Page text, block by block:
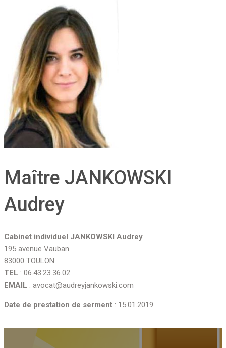
Maître JANKOWSKI
Audrey
Cabinet individuel JANKOWSKI Audrey
195 avenue Vauban
83000 TOULON
TEL : 06.43.23.36.02
EMAIL : avocat@audreyjankowski.com
Date de prestation de serment : 15.01.2019